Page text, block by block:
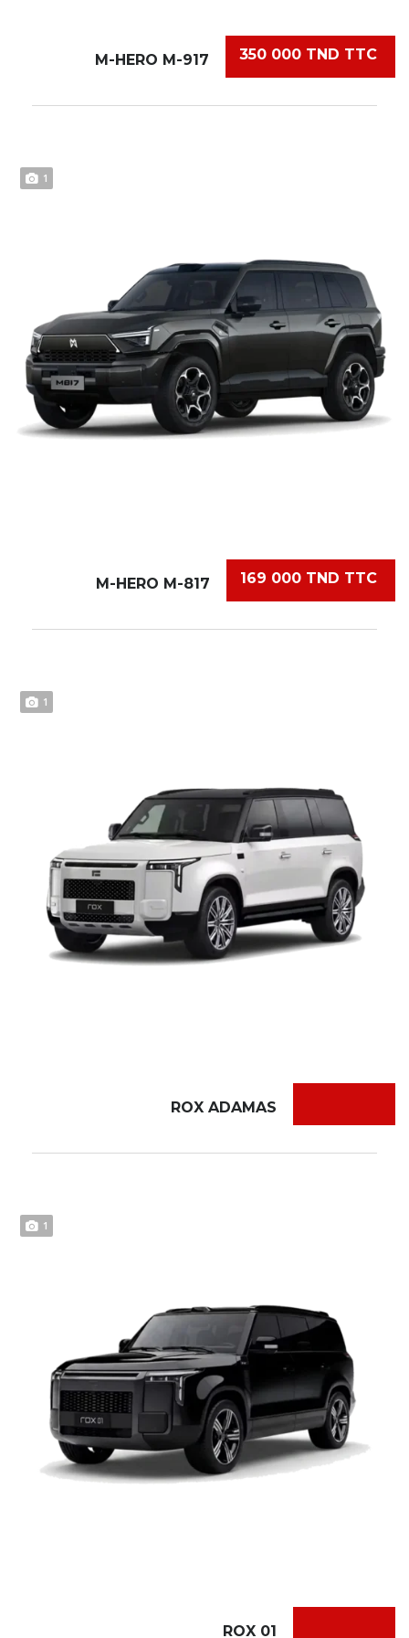
350 000 TND TTC
M-HERO M-917
1
169 000 TND TTC
M-HERO M-817
1
ROX ADAMAS
1
ROX 01